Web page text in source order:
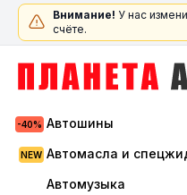
Внимание! У нас
счёте.
Автошины
Автомасла и
Автомузыка